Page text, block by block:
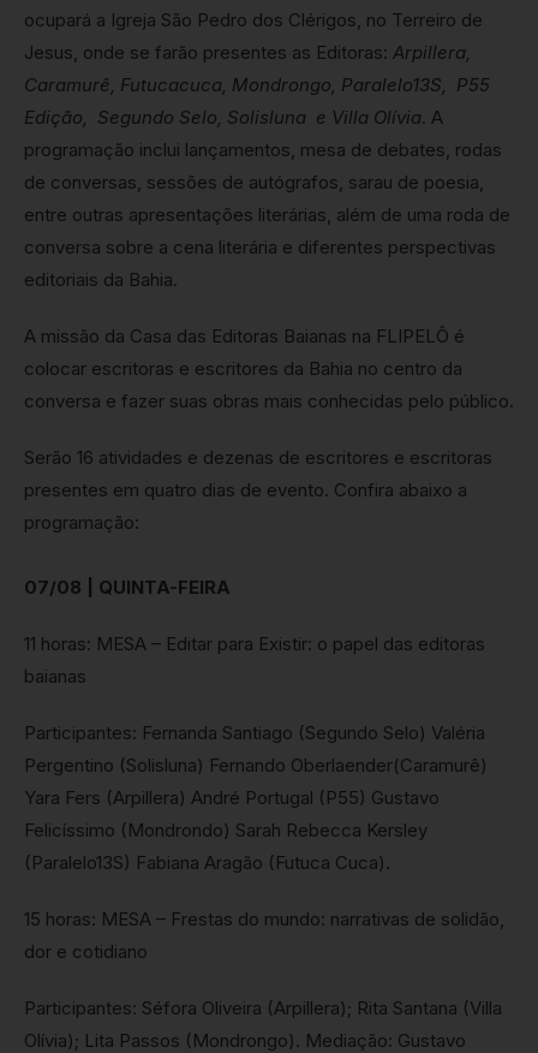
ocupará a Igreja São Pedro dos Clérigos, no Terreiro de
Jesus, onde se farão presentes as Editoras: Arpillera,
Caramurê, Futucacuca, Mondrongo, Paralelo13S, P55
Edição, Segundo Selo, Solisluna e Villa Olívia. A
programação inclui lançamentos, mesa de debates, rodas
de conversas, sessões de autógrafos, sarau de poesia,
entre outras apresentações literárias, além de uma roda de
conversa sobre a cena literária e diferentes perspectivas
editoriais da Bahia.
A missão da Casa das Editoras Baianas na FLIPELÔ é
colocar escritoras e escritores da Bahia no centro da
conversa e fazer suas obras mais conhecidas pelo público.
Serão 16 atividades e dezenas de escritores e escritoras
presentes em quatro dias de evento. Confira abaixo a
programação:
07/08 | QUINTA-FEIRA
11 horas: MESA – Editar para Existir: o papel das editoras
baianas
Participantes: Fernanda Santiago (Segundo Selo) Valéria
Pergentino (Solisluna) Fernando Oberlaender(Caramurê)
Yara Fers (Arpillera) André Portugal (P55) Gustavo
Felicíssimo (Mondrondo) Sarah Rebecca Kersley
(Paralelo13S) Fabiana Aragão (Futuca Cuca).
15 horas: MESA – Frestas do mundo: narrativas de solidão,
dor e cotidiano
Participantes: Séfora Oliveira (Arpillera); Rita Santana (Villa
Olívia); Lita Passos (Mondrongo). Mediação: Gustavo